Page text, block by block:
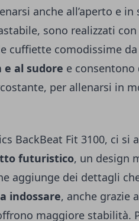
anche all’aperto e in
sono realizzati
cuffiette comodissime
e al sudore e
per allenarsi in
BackBeat Fit 3100, ci si
futuristico, un design
aggiunge dei dettagli
indossare, anche grazie
maggiore stabilità.